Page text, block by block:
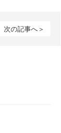
次の記事へ＞